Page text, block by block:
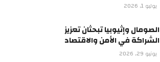
يوليو 1, 2026
الصومال وإثيوبيا تبحثان تعزيز
الشراكة في الأمن والاقتصاد
يونيو 29, 2026